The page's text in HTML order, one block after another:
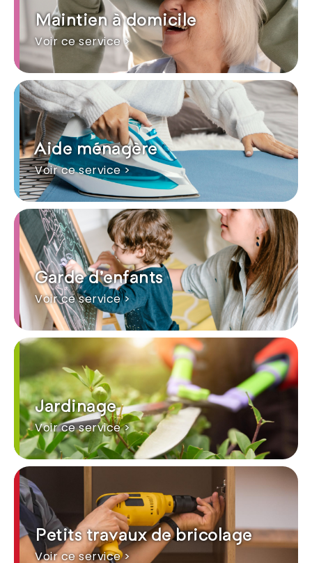
Maintien à domicile
Voir ce service >
Aide ménagère
Voir ce service >
Garde d'enfants
Voir ce service >
Jardinage
Voir ce service >
Petits travaux de bricolage
Voir ce service >